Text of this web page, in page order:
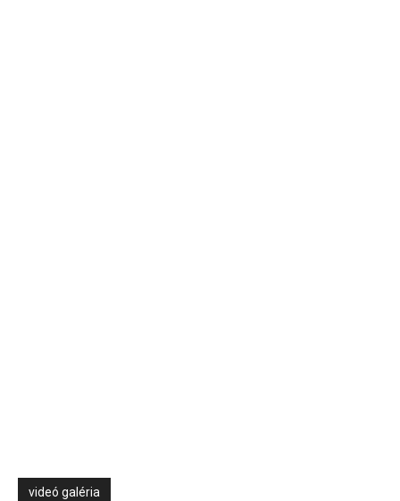
videó galéria